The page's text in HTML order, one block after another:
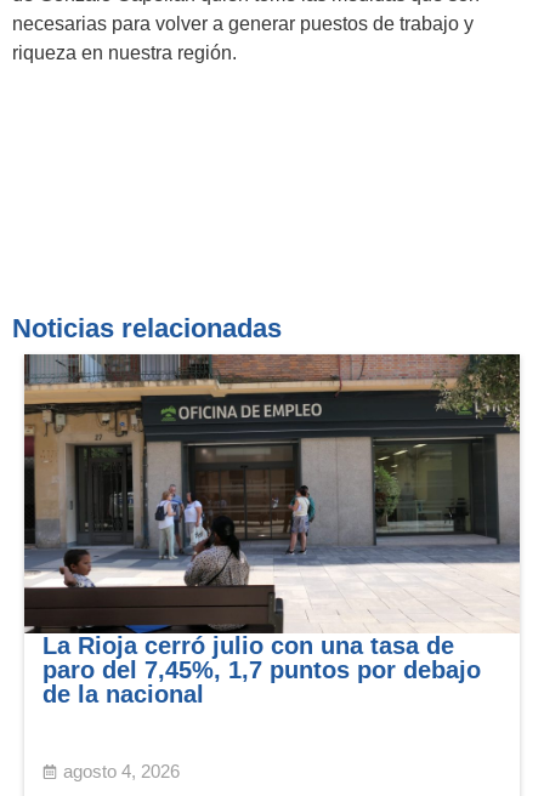
necesarias para volver a generar puestos de trabajo y
riqueza en nuestra región.
Noticias relacionadas
La Rioja cerró julio con una tasa de
paro del 7,45%, 1,7 puntos por debajo
de la nacional
agosto 4, 2026